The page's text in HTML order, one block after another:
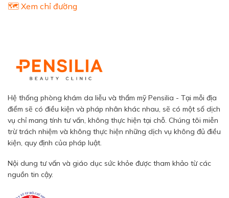
🗺️ Xem chỉ đường
Hệ thống phòng khám da liễu và thẩm mỹ Pensilia - Tại mỗi địa
điểm sẽ có điều kiện và pháp nhân khác nhau, sẽ có một số dịch
vụ chỉ mang tính tư vấn, không thực hiện tại chỗ. Chúng tôi miễn
trừ trách nhiệm và không thực hiện những dịch vụ không đủ điều
kiện, quy định của pháp luật.
Nội dung tư vấn và giáo dục sức khỏe được tham khảo từ các
nguồn tin cậy.